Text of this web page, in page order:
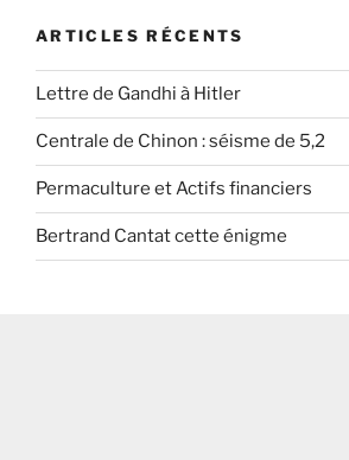
ARTICLES RÉCENTS
Lettre de Gandhi à Hitler
Centrale de Chinon : séisme de 5,2
Permaculture et Actifs financiers
Bertrand Cantat cette énigme